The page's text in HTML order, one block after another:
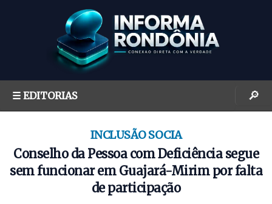
☰ EDITORIAS 🔎
INCLUSÃO SOCIA
Conselho da Pessoa com Deficiência segue
sem funcionar em Guajará-Mirim por falta
de participação